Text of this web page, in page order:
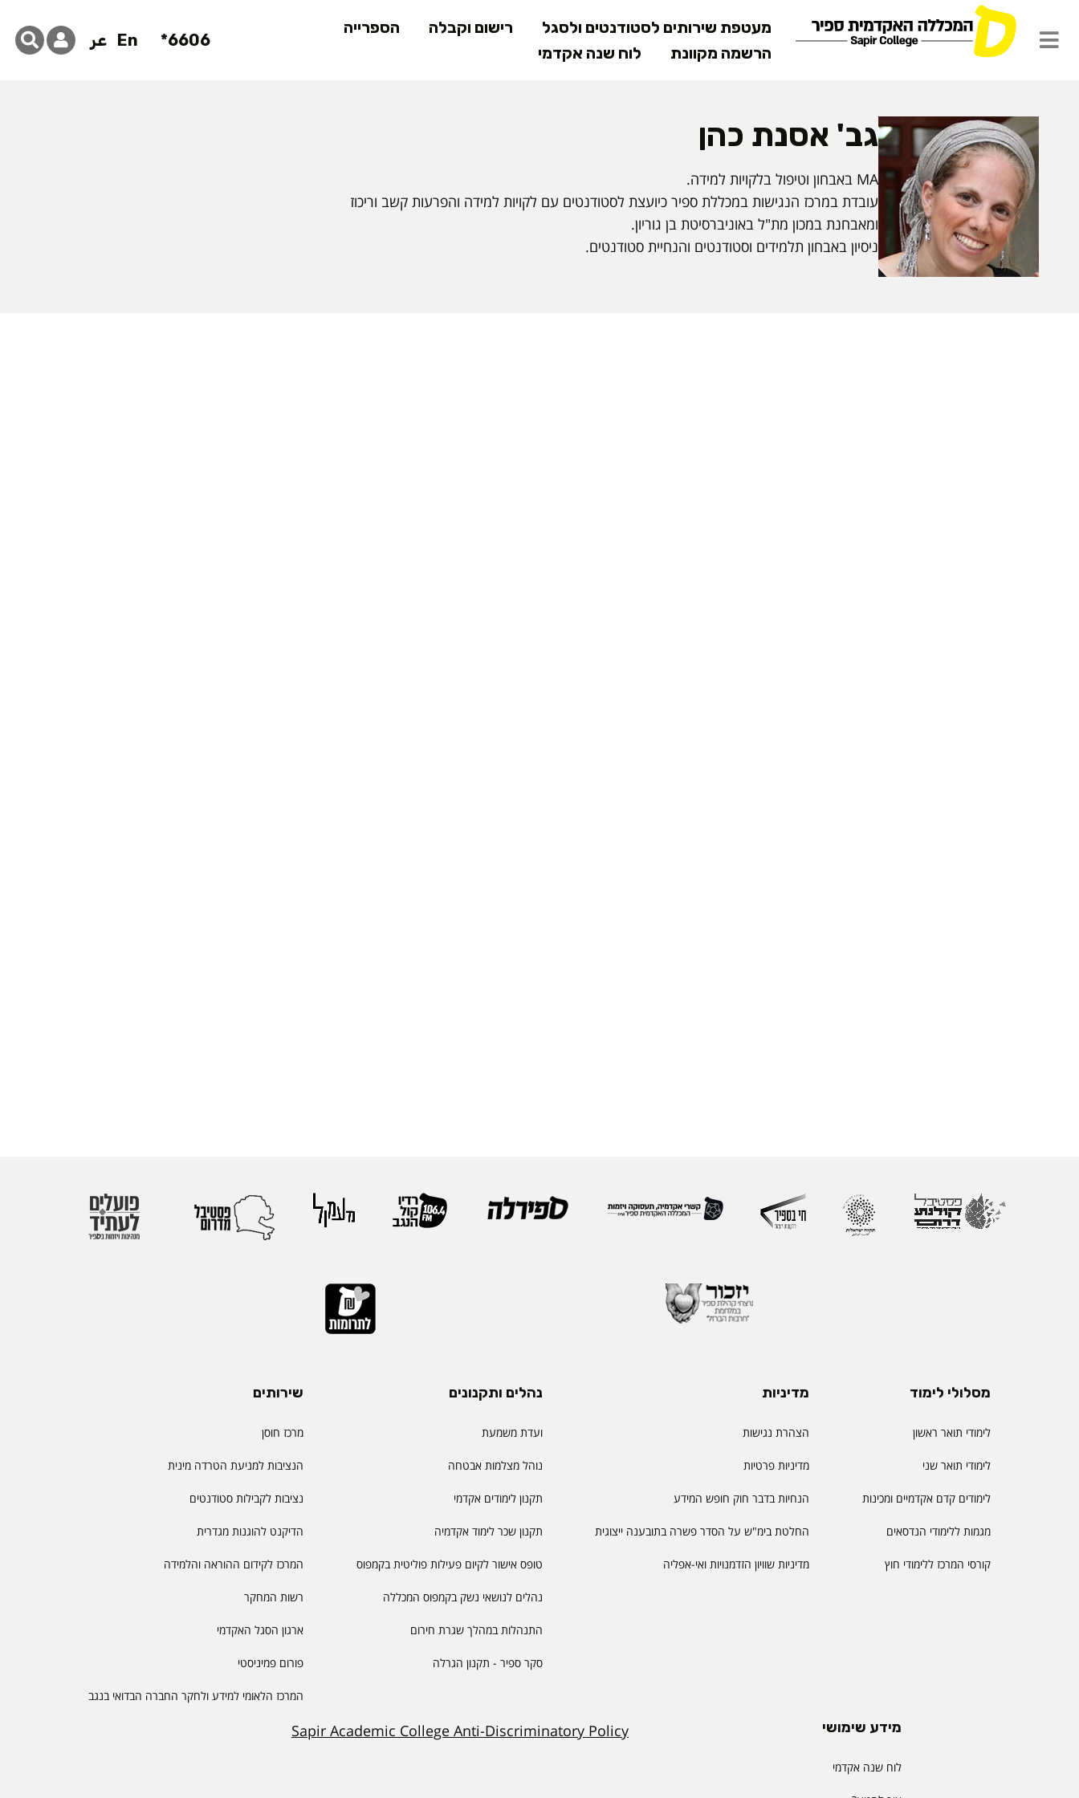
לתוכן
המרכזי
מעטפת שירותים לסטודנטים ולסגל רישום וקבלה
הספרייה
הרשמה מקוונת
לוח שנה אקדמי
6606*
En عر
גב' אסנת כהן
MA באבחון וטיפול בלקויות למידה.
עובדת במרכז הנגישות במכללת ספיר כיועצת לסטודנטים עם לקויות למידה והפרעות קשב וריכוז
ומאבחנת במכון מת"ל באוניברסיטת בן גוריון.
ניסיון באבחון תלמידים וסטודנטים והנחיית סטודנטים.
מסלולי לימוד
לימודי תואר ראשון
לימודי תואר שני
לימודים קדם אקדמיים ומכינות
מגמות ללימודי הנדסאים
קורסי המרכז ללימודי חוץ
מדיניות
הצהרת נגישות
מדיניות פרטיות
הנחיות בדבר חוק חופש המידע
החלטת בימ"ש על הסדר פשרה בתובענה ייצוגית
מדיניות שוויון הזדמנויות ואי-אפליה
נהלים ותקנונים
ועדת משמעת
נוהל מצלמות אבטחה
תקנון לימודים אקדמי
תקנון שכר לימוד אקדמיה
טופס אישור לקיום פעילות פוליטית בקמפוס
נהלים לנושאי נשק בקמפוס המכללה
התנהלות במהלך שגרת חירום
סקר ספיר - תקנון הגרלה
שירותים
מרכז חוסן
הנציבות למניעת הטרדה מינית
נציבות לקבילות סטודנטים
הדיקנט להוגנות מגדרית
המרכז לקידום ההוראה והלמידה
רשות המחקר
ארגון הסגל האקדמי
פורום פמיניסטי
המרכז הלאומי למידע ולחקר החברה הבדואי בנגב
מידע שימושי
לוח שנה אקדמי
Sapir Academic College Anti-Discriminatory Policy